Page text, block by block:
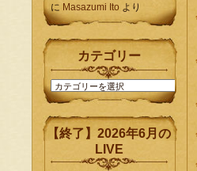
に Masazumi Ito より
カテゴリー
カ
テ
リ
ー
【終了】2026年6月の
LIVE